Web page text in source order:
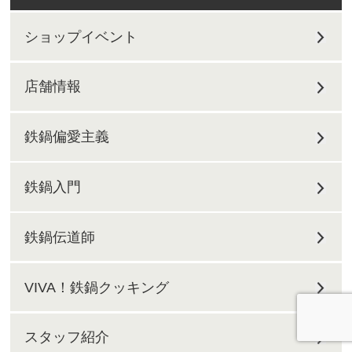
ショップイベント
店舗情報
鉄鍋偏愛主義
鉄鍋入門
鉄鍋伝道師
VIVA！鉄鍋クッキング
スタッフ紹介